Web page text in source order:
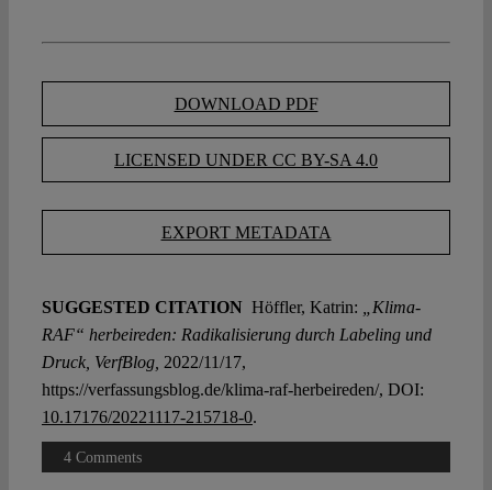
DOWNLOAD PDF
LICENSED UNDER CC BY-SA 4.0
EXPORT METADATA
SUGGESTED CITATION Höffler, Katrin: „Klima-
RAF“ herbeireden: Radikalisierung durch Labeling und
Druck, VerfBlog, 2022/11/17,
https://verfassungsblog.de/klima-raf-herbeireden/, DOI:
10.17176/20221117-215718-0.
4 Comments